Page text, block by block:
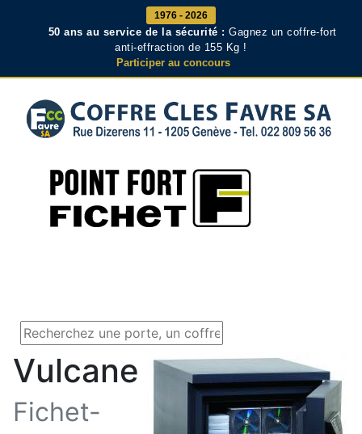
1976 - 2026
50 ans au service de la sécurité : Gagnez un coffre-fort
anti-effraction de 155 Kg !
Participer au concours
Vulcane
Fichet-